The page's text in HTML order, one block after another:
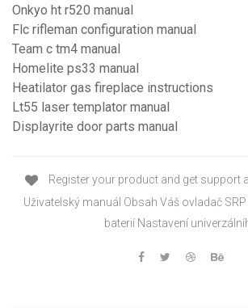
Onkyo ht r520 manual
Flc rifleman configuration manual
Team c tm4 manual
Homelite ps33 manual
Heatilator gas fireplace instructions
Lt55 laser templator manual
Displayrite door parts manual
Register your product and get support
Uživatelský manuál Obsah Váš ovladač
baterií Nastavení